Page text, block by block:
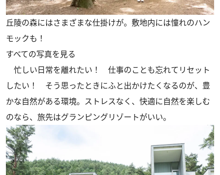
丘陵の森にはさまざまな仕掛けが。敷地内には憧れのハン
モックも！
すべての写真を見る
忙しい日常を離れたい！ 仕事のことも忘れてリセット
したい！ そう思ったときにふと出かけたくなるのが、豊
かな自然がある環境。ストレスなく、快適に自然を楽しむ
のなら、旅先はグランピングリゾートがいい。